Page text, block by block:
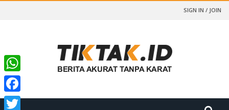
SIGN IN / JOIN
WhatsApp
Facebook